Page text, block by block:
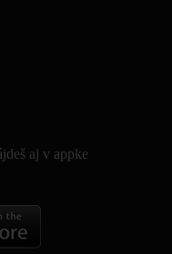
aj v appke